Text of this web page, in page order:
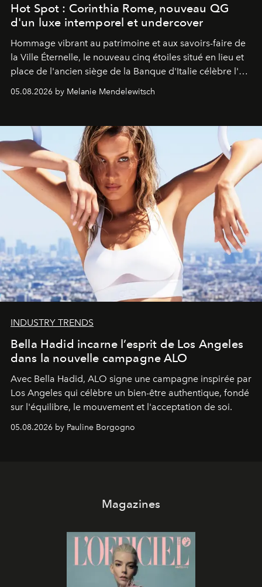
Hot Spot : Corinthia Rome, nouveau QG
d'un luxe intemporel et undercover
Hommage vibrant au patrimoine et aux savoirs-faire de
la Ville Éternelle, le nouveau cinq étoiles situé en lieu et
place de l'ancien siège de la Banque d'Italie célèbre l'art
05.08.2026 by Melanie Mendelewitsch
INDUSTRY TRENDS
Bella Hadid incarne l’esprit de Los Angeles
dans la nouvelle campagne ALO
Avec Bella Hadid, ALO signe une campagne inspirée par
Los Angeles qui célèbre un bien-être authentique, fondé
sur l'équilibre, le mouvement et l'acceptation de soi.
05.08.2026 by Pauline Borgogno
Magazines